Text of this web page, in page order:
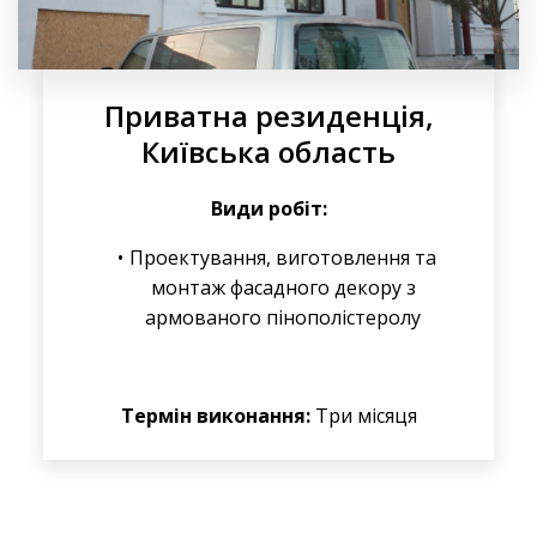
Приватна резиденція,
Київська область
Види робіт:
Проектування, виготовлення та
монтаж фасадного декору з
армованого пінополістеролу
Термін виконання:Три місяця